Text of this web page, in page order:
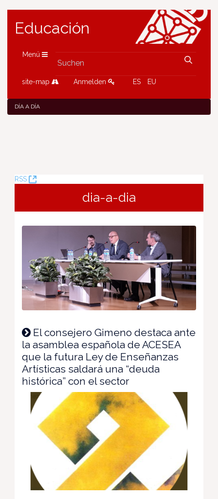
Educación
Menü
site-map Anmelden ES EU
DÍA A DÍA
RSS
(Öffnet
dia-a-dia
El consejero Gimeno destaca ante
la asamblea española de ACESEA
que la futura Ley de Enseñanzas
Artísticas saldará una “deuda
histórica” con el sector